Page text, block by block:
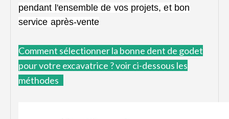
pendant l'ensemble de vos projets, et bon
service après-vente
Comment sélectionner la bonne dent de godet
pour votre excavatrice ?voir ci-dessous les
méthodes